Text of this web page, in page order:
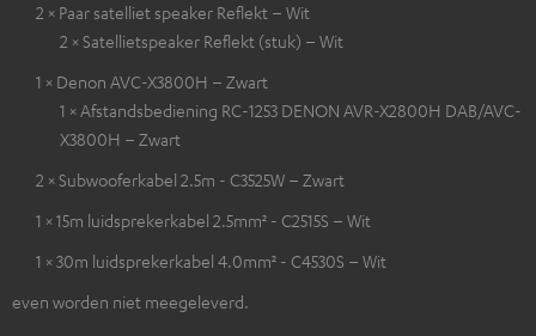
2 × Paar satelliet speaker Reflekt – Wit
2 × Satellietspeaker Reflekt (stuk) – Wit
1 × Denon AVC-X3800H – Zwart
1 × Afstandsbediening RC-1253 DENON AVR-X2800H DAB/AVC-
X3800H – Zwart
2 × Subwooferkabel 2.5m - C3525W – Zwart
1 × 15m luidsprekerkabel 2.5mm² - C2515S – Wit
1 × 30m luidsprekerkabel 4.0mm² - C4530S – Wit
even worden niet meegeleverd.